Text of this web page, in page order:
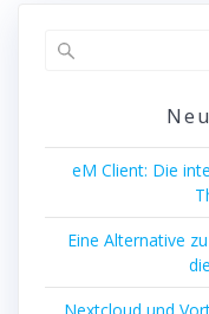
eM Client: Die
Eine Alternative